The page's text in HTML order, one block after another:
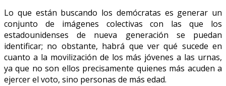
Lo que están buscando los demócratas es generar un
conjunto de imágenes colectivas con las que los
estadounidenses de nueva generación se puedan
identificar; no obstante, habrá que ver qué sucede en
cuanto a la movilización de los más jóvenes a las urnas,
ya que no son ellos precisamente quienes más acuden a
ejercer el voto, sino personas de más edad.